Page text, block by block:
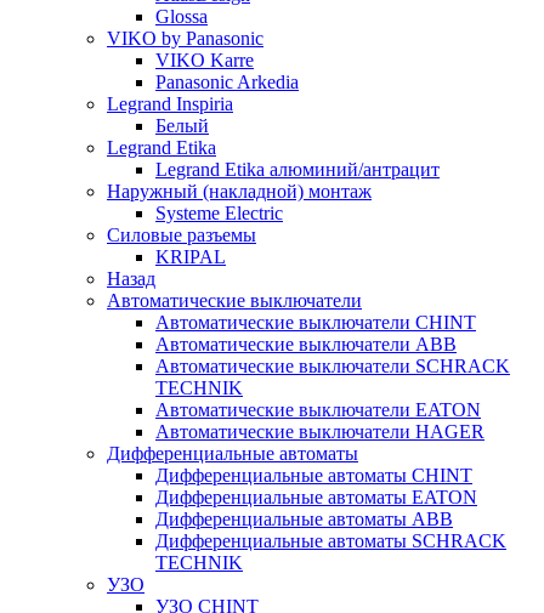
Glossa
VIKO by Panasonic
VIKO Karre
Panasonic Arkedia
Legrand Inspiria
Белый
Legrand Etika
Legrand Etika алюминий/антрацит
Наружный (накладной) монтаж
Systeme Electric
Силовые разъемы
KRIPAL
Назад
Автоматические выключатели
Автоматические выключатели CHINT
Автоматические выключатели ABB
Автоматические выключатели SCHRACK
TECHNIK
Автоматические выключатели EATON
Автоматические выключатели HAGER
Дифференциальные автоматы
Дифференциальные автоматы CHINT
Дифференциальные автоматы EATON
Дифференциальные автоматы ABB
Дифференциальные автоматы SCHRACK
TECHNIK
УЗО
УЗО CHINT